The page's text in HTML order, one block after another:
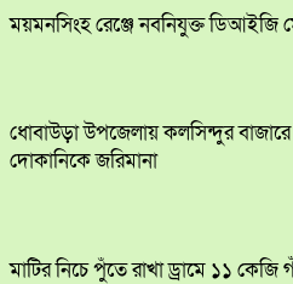
ময়মনসিংহ রেঞ্জে নবনিযুক্ত ডিআইজি
ধোবাউড়া উপজেলায় কলসিন্দুর
দোকানিকে জরিমানা
মাটির নিচে পুঁতে রাখা ড্রামে ১১ কেজি